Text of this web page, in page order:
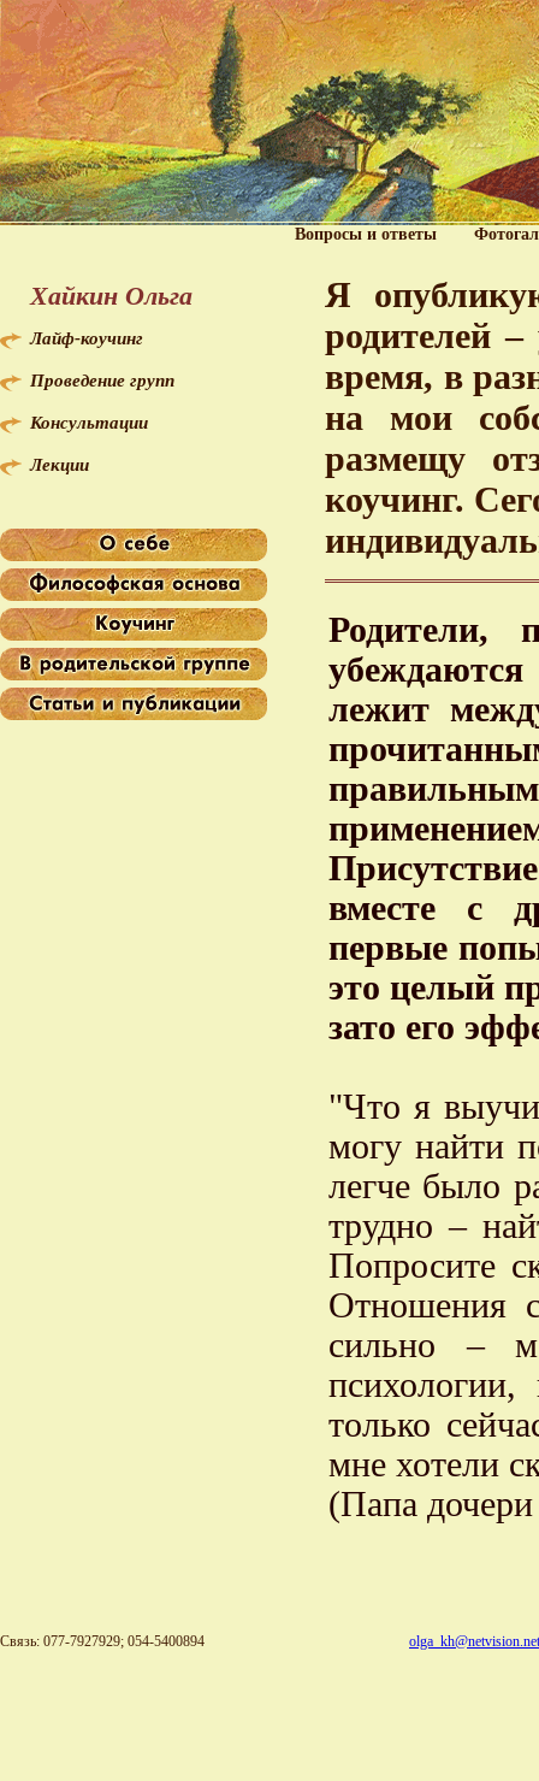
Вопросы и ответы
Хайкин Ольга
Лайф-коучинг
Проведение групп
Консультации
Лекции
Я
родителей
время, в
на мои
размещу
коучинг.
лежит
вместе с
первые
это целый
зато его
"Что я
могу найти
легче было
трудно –
Попросите
Отношения
сильно –
только
мне хотели
(Папа
Связь: 077-7927929; 054-5400894